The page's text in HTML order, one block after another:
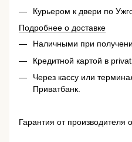
Курьером к двери по
Подробнее о доставке
Наличными при
Кредитной картой в
Через кассу или
Приватбанк.
Гарантия от производителя